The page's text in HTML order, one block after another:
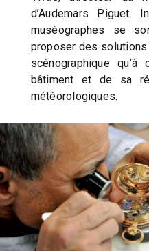
d’Audemars Piguet.
muséographes se
proposer des solutions
scénographique
bâtiment et de sa
météorologiques.